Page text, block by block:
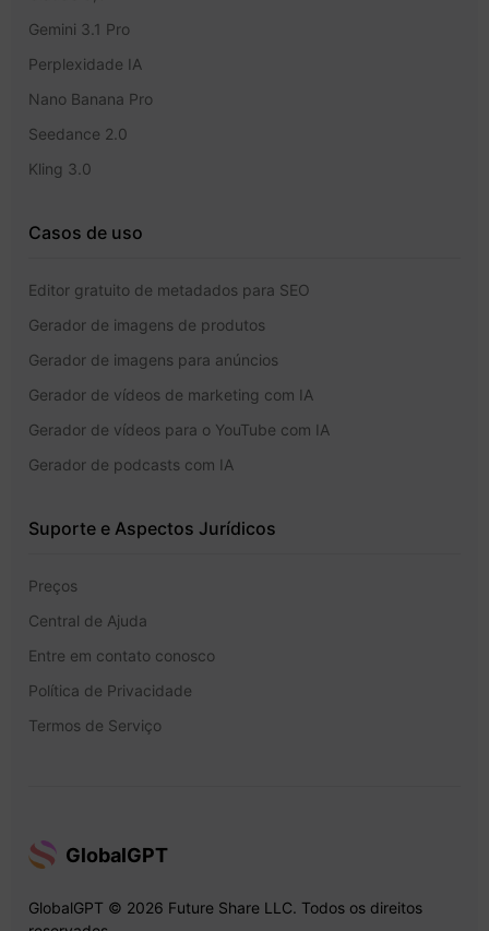
Gemini 3.1 Pro
Perplexidade IA
Nano Banana Pro
Seedance 2.0
Kling 3.0
Casos de uso
Editor gratuito de metadados para SEO
Gerador de imagens de produtos
Gerador de imagens para anúncios
Gerador de vídeos de marketing com IA
Gerador de vídeos para o YouTube com IA
Gerador de podcasts com IA
Suporte e Aspectos Jurídicos
Preços
Central de Ajuda
Entre em contato conosco
Política de Privacidade
Termos de Serviço
GlobalGPT
GlobalGPT © 2026 Future Share LLC. Todos os direitos